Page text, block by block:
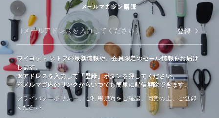
メールマガジン購読
登録
ワイヨット ストアの最新情報や、会員限定のセール情報をお届け
します。
※アドレスを入力して「登録」ボタンを押してください。
※メルマガ内のリンクからいつでも簡単に配信解除できます。
プライバシーポリシー、ご利⽤規約をご確認、同意の上、ご登録
ください。